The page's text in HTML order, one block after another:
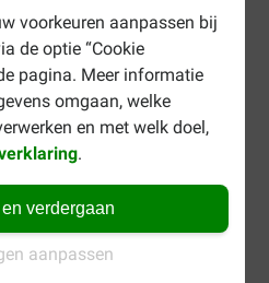
voorkeuren aanpassen bij
de optie “Cookie
pagina. Meer informatie
omgaan, welke
en met welk doel,
.
verdergaan
aanpassen
goede gedrag, dan is een
onmisbaar. Bij Brekz kunt u
bestellen. Een lekkere
omdat hij zich zo keurig
om direct te
Wij bieden u een
heerlijke smaken om
te geven!
soorten puppysnacks